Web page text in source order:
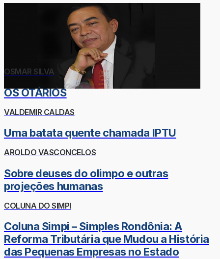
OSMAR SILVA
OS OTÁRIOS
VALDEMIR CALDAS
Uma batata quente chamada IPTU
AROLDO VASCONCELOS
Sobre deuses do olimpo e outras
projeções humanas
COLUNA DO SIMPI
Coluna Simpi – Simples Rondônia: A
Reforma Tributária que Mudou a História
das Pequenas Empresas no Estado